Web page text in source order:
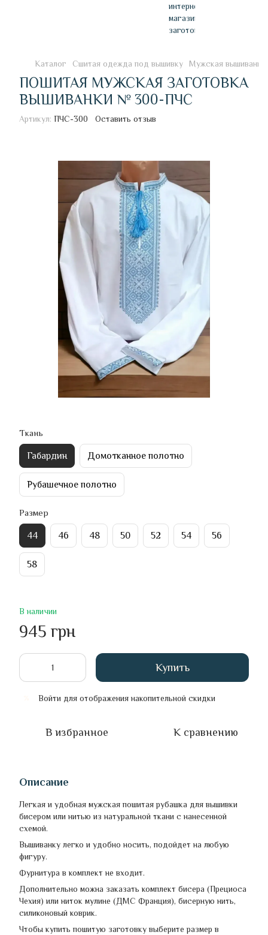
Каталог Сшитая одежда под вышивку Мужская вышиванка
ПОШИТАЯ МУЖСКАЯ ЗАГОТОВКА
ВЫШИВАНКИ № 300-ПЧС
Артикул: ПЧС-300 Оставить отзыв
Ткань
Габардин Домотканное полотно
Рубашечное полотно
Размер
44 46 48 50 52 54 56
58
В наличии
945 грн
Купить
Войти для отображения накопительной скидки
В избранное К сравнению
Описание
Легкая и удобная мужская пошитая рубашка для вышивки
бисером или нитью из натуральной ткани с нанесенной
схемой.
Вышиванку легко и удобно носить, подойдет на любую
фигуру.
Фурнитура в комплект не входит.
Дополнительно можна заказать комплект бисера (Прециоса
Чехия) или ниток мулине (ДМС Франция), бисерную нить,
силиконовый коврик.
Чтобы купить пошитую заготовку выберите размер в